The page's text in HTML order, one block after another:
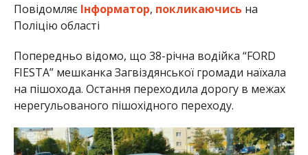
ПовідомляєІнформатор, покликаючись на
Поліцію області
Попередньо відомо, що 38-річна водійка “FORD
FIESTA” мешканка Загвіздянської громади наїхала
на пішохода. Остання переходила дорогу в межах
нерегульованого пішохідного переходу.